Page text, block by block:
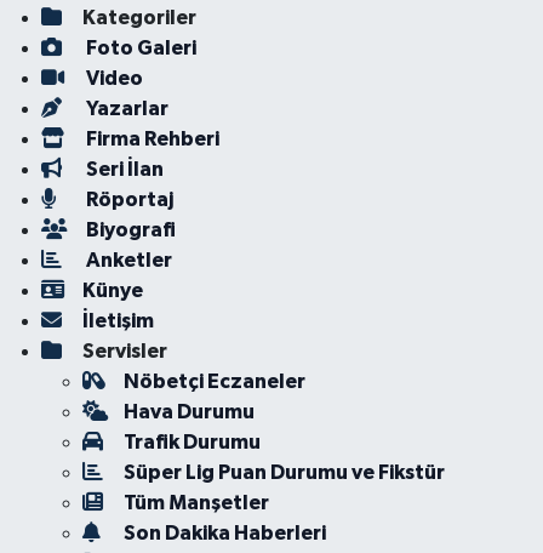
Kategoriler
Foto Galeri
Video
Yazarlar
Firma Rehberi
Seri İlan
Röportaj
Biyografi
Anketler
Künye
İletişim
Servisler
Nöbetçi Eczaneler
Hava Durumu
Trafik Durumu
Süper Lig Puan Durumu ve Fikstür
Tüm Manşetler
Son Dakika Haberleri